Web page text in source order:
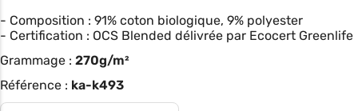
- Composition : 91% coton biologique, 9% polyester
- Certification : OCS Blended délivrée par Ecocert Greenlife
Grammage : 270g/m²
Référence : ka-k493